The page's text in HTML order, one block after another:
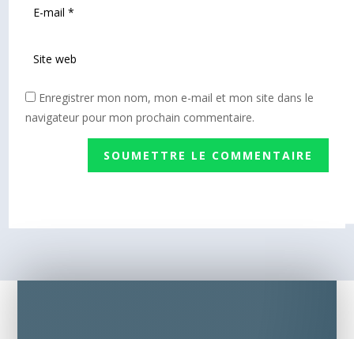
Enregistrer mon nom, mon e-mail et mon site dans le
navigateur pour mon prochain commentaire.
SOUMETTRE LE COMMENTAIRE